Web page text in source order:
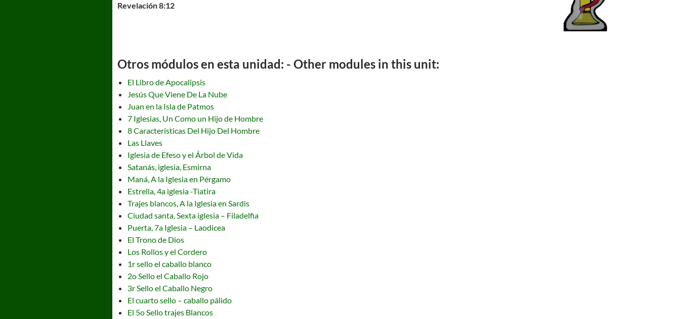
Revelación 8:12
Otros módulos en esta unidad: - Other modules in this unit:
El Libro de Apocalipsis
Jesús Que Viene De La Nube
Juan en la Isla de Patmos
7 Iglesias, Un Como un Hijo de Hombre
8 Características Del Hijo Del Hombre
Las Llaves
Iglesia de Efeso y el Árbol de Vida
Satanás, iglesia, Esmirna
Maná, A la Iglesia en Pérgamo
Estrella, 4a iglesia -Tiatira
Trajes blancos, A la Iglesia en Sardis
Ciudad santa, Sexta iglesia – Filadelfia
Puerta, 7a Iglesia – Laodicea
El Trono de Dios
Los Rollos y el Cordero
1r sello el caballo blanco
2o Sello el Caballo Rojo
3r Sello el Caballo Negro
El cuarto sello – caballo pálido
El 5o Sello trajes Blancos